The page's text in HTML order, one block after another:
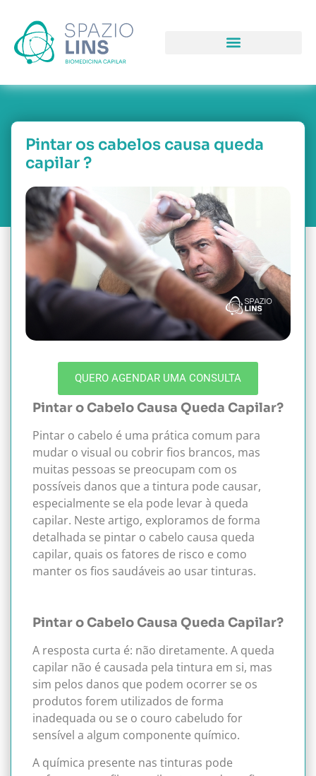
Pintar os cabelos causa queda
capilar ?
QUERO AGENDAR UMA CONSULTA
Pintar o Cabelo Causa Queda Capilar?
Pintar o cabelo é uma prática comum para
mudar o visual ou cobrir fios brancos, mas
muitas pessoas se preocupam com os
possíveis danos que a tintura pode causar,
especialmente se ela pode levar à queda
capilar. Neste artigo, exploramos de forma
detalhada se pintar o cabelo causa queda
capilar, quais os fatores de risco e como
manter os fios saudáveis ao usar tinturas.
Pintar o Cabelo Causa Queda Capilar?
A resposta curta é: não diretamente. A queda
capilar não é causada pela tintura em si, mas
sim pelos danos que podem ocorrer se os
produtos forem utilizados de forma
inadequada ou se o couro cabeludo for
sensível a algum componente químico.
A química presente nas tinturas pode